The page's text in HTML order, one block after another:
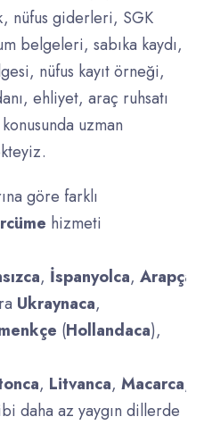
nüfus giderleri, SGK
belgeleri, sabıka kaydı,
nüfus kayıt örneği,
ehliyet, araç ruhsatı
uzman
göre farklı
hizmeti
, İspanyolca, Arapça
Ukraynaca,
(Hollandaca),
, Litvanca, Macarca,
daha az yaygın dillerde